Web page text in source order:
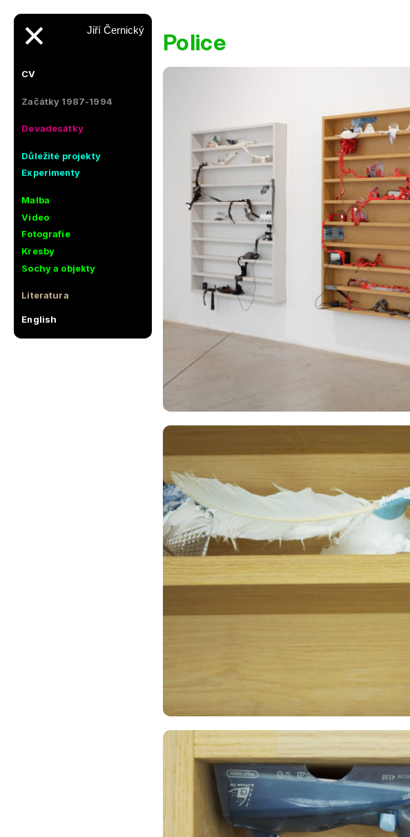
✕ Jiří Černický
CV
Začátky 1987-1994
Devadesátky
Důležité projekty
Experimenty
Malba
Video
Fotografie
Kresby
Sochy a objekty
Literatura
English
Police